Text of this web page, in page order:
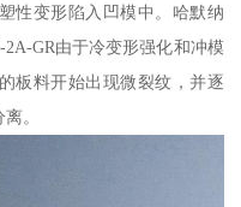
性变形陷入凹模中。哈默纳
GR由于冷变形强化和冲模
板料开始出现微裂纹，并逐
。